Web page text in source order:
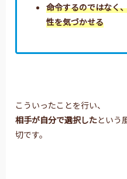
命令するのではなく
性を気づかせる
こういったことを行い、
相手が自分で選択したという
切です。